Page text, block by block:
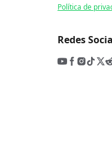
Política de
Redes